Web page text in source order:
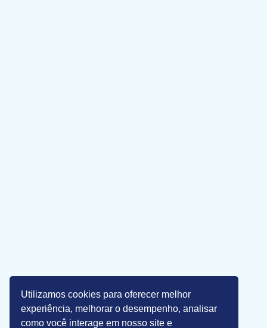
Utilizamos cookies para oferecer melhor
experiência, melhorar o desempenho, analisar
como você interage em nosso site e